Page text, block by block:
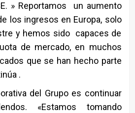
» Reportamos un aumento
los ingresos en Europa, solo
y hemos sido capaces de
de mercado, en muchos
que se han hecho parte
.
del Grupo es continuar
«Estamos tomando